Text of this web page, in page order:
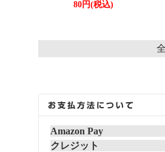
80円(税込)
Amazon Pay
クレジット